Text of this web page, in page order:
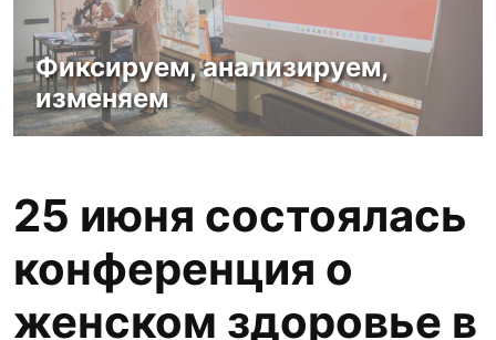
Фиксируем, анализируем,
изменяем
25 июня состоялась
конференция о
женском здоровье в